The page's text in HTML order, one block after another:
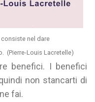
nel dare
(Pierre-Louis Lacretelle)
benefici. I benefici
non stancarti di
fai.